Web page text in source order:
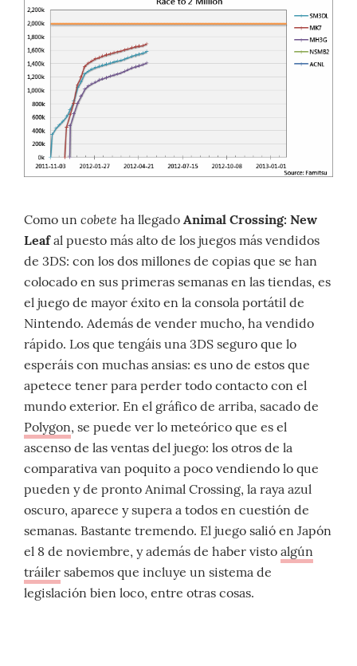
Como un cobete ha llegado Animal Crossing: New
Leafal puesto más alto de los juegos más vendidos
de 3DS: con los dos millones de copias que se han
colocado en sus primeras semanas en las tiendas, es
el juego de mayor éxito en la consola portátil de
Nintendo. Además de vender mucho, ha vendido
rápido. Los que tengáis una 3DS seguro que lo
esperáis con muchas ansias: es uno de estos que
apetece tener para perder todo contacto con el
mundo exterior. En el gráfico de arriba, sacado de
Polygon, se puede ver lo meteórico que es el
ascenso de las ventas del juego: los otros de la
comparativa van poquito a poco vendiendo lo que
pueden y de pronto Animal Crossing, la raya azul
oscuro, aparece y supera a todos en cuestión de
semanas. Bastante tremendo. El juego salió en Japón
el 8 de noviembre, y además de haber visto algún
tráiler sabemos que incluye un sistema de
legislación bien loco, entre otras cosas.